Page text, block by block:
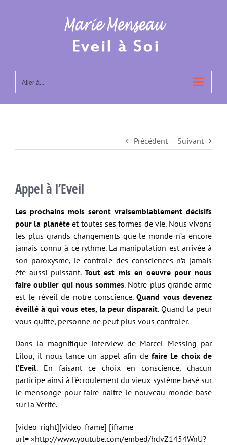
Aller à...
Précédent Suivant
Appel à l’Eveil
Les prochains mois seront vraisemblablement décisifs
pour la planèteet toutes ses formes de vie. Nous vivons
les plus grands changements que le monde n’a encore
jamais connu à ce rythme. La manipulation est arrivée à
son paroxysme, le controle des consciences n’a jamais
été aussi puissant.Tout est mis en oeuvre pour nous
faire oublier qui nous sommes. Notre plus grande arme
est le réveil de notre conscience.Quand vous devenez
éveillé à qui vous etes, la peur disparait. Quand la peur
vous quitte, personne ne peut plus vous controler.
Dans la magnifique interview de Marcel Messing par
Lilou, il nous lance un appel afin de faire Le choix de
l’Eveil. En faisant ce choix en conscience, chacun
participe ainsi à l’écroulement du vieux système basé sur
le mensonge pour faire naitre le nouveau monde basé
sur la Vérité.
[video_right][video_frame] [iframe
url= »http://www.youtube.com/embed/hdvZ1454WnU?